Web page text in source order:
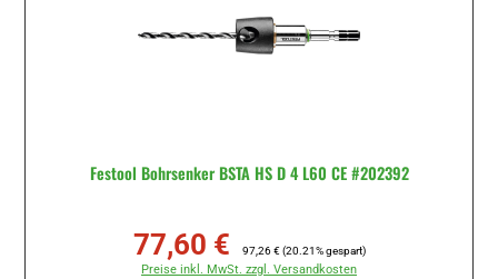
Festool Bohrsenker BSTA HS D 4 L60 CE #202392
Verkaufspreis:
77,60 € Regulärer Preis:
97,26 € (20.21% gespart)
Preise inkl. MwSt. zzgl. Versandkosten